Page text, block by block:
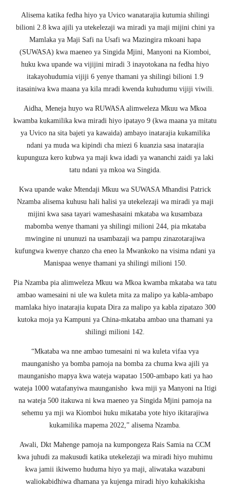
Alisema katika fedha hiyo ya Uvico wanatarajia kutumia shilingi
bilioni 2.8 kwa ajili ya utekelezaji wa miradi ya maji mijini chini ya
Mamlaka ya Maji Safi na Usafi wa Mazingira mkoani hapa
(SUWASA) kwa maeneo ya Singida Mjini, Manyoni na Kiomboi,
huku kwa upande wa vijijini miradi 3 inayotokana na fedha hiyo
itakayohudumia vijiji 6 yenye thamani ya shilingi bilioni 1.9
itasainiwa kwa maana ya kila mradi kwenda kuhudumu vijiji viwili.
Aidha, Meneja huyo wa RUWASA alimweleza Mkuu wa Mkoa
kwamba kukamilika kwa miradi hiyo ipatayo 9 (kwa maana ya mitatu
ya Uvico na sita bajeti ya kawaida) ambayo inatarajia kukamilika
ndani ya muda wa kipindi cha miezi 6 kuanzia sasa inatarajia
kupunguza kero kubwa ya maji kwa idadi ya wananchi zaidi ya laki
tatu ndani ya mkoa wa Singida.
Kwa upande wake Mtendaji Mkuu wa SUWASA Mhandisi Patrick
Nzamba alisema kuhusu hali halisi ya utekelezaji wa miradi ya maji
mijini kwa sasa tayari wameshasaini mkataba wa kusambaza
mabomba wenye thamani ya shilingi milioni 244, pia mkataba
mwingine ni ununuzi na usambazaji wa pampu zinazotarajiwa
kufungwa kwenye chanzo cha eneo la Mwankoko na visima ndani ya
Manispaa wenye thamani ya shilingi milioni 150.
Pia Nzamba pia alimweleza Mkuu wa Mkoa kwamba mkataba wa tatu
ambao wamesaini ni ule wa kuleta mita za malipo ya kabla-ambapo
mamlaka hiyo inatarajia kupata Dira za malipo ya kabla zipatazo 300
kutoka moja ya Kampuni ya China-mkataba ambao una thamani ya
shilingi milioni 142.
“Mkataba wa nne ambao tumesaini ni wa kuleta vifaa vya
maunganisho ya bomba pamoja na bomba za chuma kwa ajili ya
maunganisho mapya kwa wateja wapatao 1500-ambapo kati ya hao
wateja 1000 watafanyiwa maunganisho kwa miji ya Manyoni na Itigi
na wateja 500 itakuwa ni kwa maeneo ya Singida Mjini pamoja na
sehemu ya mji wa Kiomboi huku mikataba yote hiyo ikitarajiwa
kukamilika mapema 2022,” alisema Nzamba.
Awali, Dkt Mahenge pamoja na kumpongeza Rais Samia na CCM
kwa juhudi za makusudi katika utekelezaji wa miradi hiyo muhimu
kwa jamii ikiwemo huduma hiyo ya maji, aliwataka wazabuni
waliokabidhiwa dhamana ya kujenga miradi hiyo kuhakikisha